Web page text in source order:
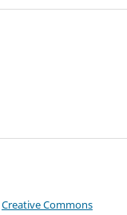
Creative Commons